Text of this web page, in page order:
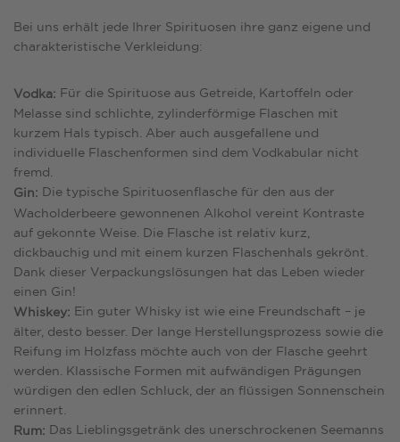
Bei uns erhält jede Ihrer Spirituosen ihre ganz eigene und
charakteristische Verkleidung:
Vodka: Für die Spirituose aus Getreide, Kartoffeln oder
Melasse sind schlichte, zylinderförmige Flaschen mit
kurzem Hals typisch. Aber auch ausgefallene und
individuelle Flaschenformen sind dem Vodkabular nicht
fremd.
Gin: Die typische Spirituosenflasche für den aus der
Wacholderbeere gewonnenen Alkohol vereint Kontraste
auf gekonnte Weise. Die Flasche ist relativ kurz,
dickbauchig und mit einem kurzen Flaschenhals gekrönt.
Dank dieser Verpackungslösungen hat das Leben wieder
einen Gin!
Whiskey: Ein guter Whisky ist wie eine Freundschaft – je
älter, desto besser. Der lange Herstellungsprozess sowie die
Reifung im Holzfass möchte auch von der Flasche geehrt
werden. Klassische Formen mit aufwändigen Prägungen
würdigen den edlen Schluck, der an flüssigen Sonnenschein
erinnert.
Rum: Das Lieblingsgetränk des unerschrockenen Seemanns